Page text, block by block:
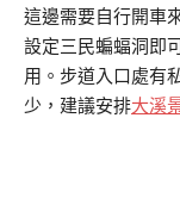
這邊需要自行開車
設定三民蝙蝠洞即
用。步道入口處有
少，建議安排大溪